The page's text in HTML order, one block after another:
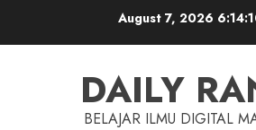
August 7, 2026
DAILY
BELAJAR ILMU DIGITAL